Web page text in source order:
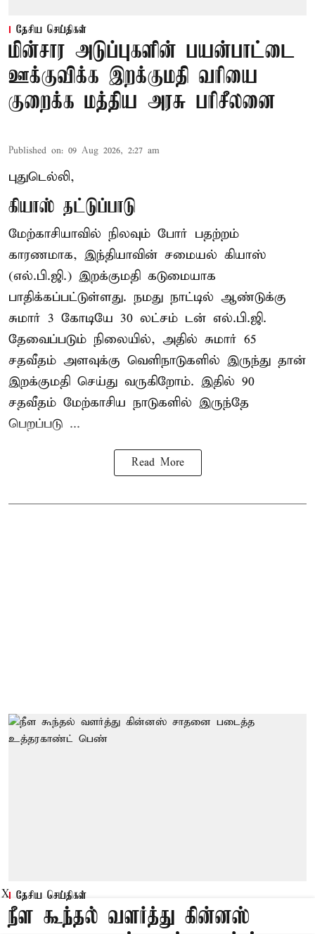
தேசிய செய்திகள்
மின்சார அடுப்புகளின் பயன்பாட்டை
ஊக்குவிக்க இறக்குமதி வரியை
குறைக்க மத்திய அரசு பரிசீலனை
Published on: 09 Aug 2026, 2:27 am
புதுடெல்லி,
கியாஸ் தட்டுப்பாடு
மேற்காசியாவில் நிலவும் போர் பதற்றம்
காரணமாக, இந்தியாவின் சமையல் கியாஸ்
(எல்.பி.ஜி.) இறக்குமதி கடுமையாக
பாதிக்கப்பட்டுள்ளது. நமது நாட்டில் ஆண்டுக்கு
சுமார் 3 கோடியே 30 லட்சம் டன் எல்.பி.ஜி.
தேவைப்படும் நிலையில், அதில் சுமார் 65
சதவீதம் அளவுக்கு வெளிநாடுகளில் இருந்து தான்
இறக்குமதி செய்து வருகிறோம். இதில் 90
சதவீதம் மேற்காசிய நாடுகளில் இருந்தே
பெறப்படு ...
Read More
தேசிய செய்திகள்
நீள கூந்தல் வளர்த்து கின்னஸ்
X